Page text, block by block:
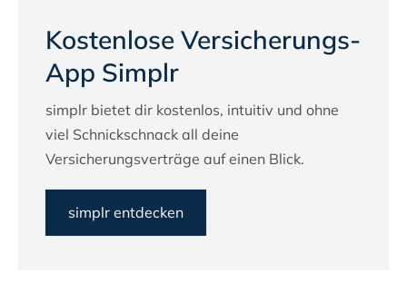
Kostenlose Versicherungs-
App Simplr
simplr bietet dir kostenlos, intuitiv und ohne
viel Schnickschnack all deine
Versicherungsverträge auf einen Blick.
simplr entdecken